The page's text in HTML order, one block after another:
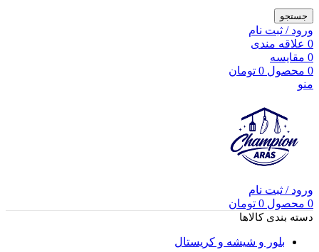
جستجو
ورود / ثبت نام
0 علاقه مندی
0 مقایسه
0 محصول 0 تومان
منو
ورود / ثبت نام
0 محصول 0 تومان
دسته بندی کالاها
بلور و شیشه و کریستال